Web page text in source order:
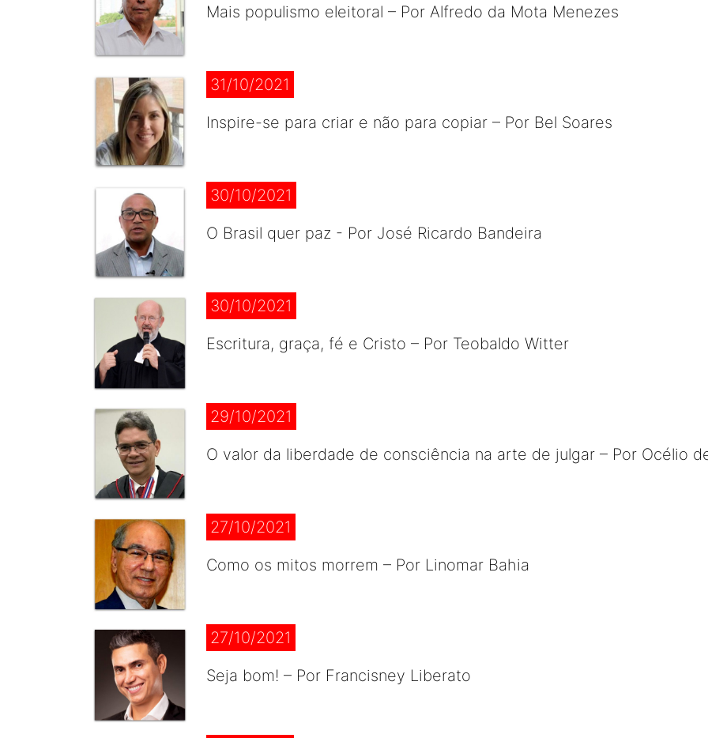
Mais populismo eleitoral – Por Alfredo da Mota Menezes
31/10/2021
Inspire-se para criar e não para copiar – Por Bel Soares
30/10/2021
O Brasil quer paz - Por José Ricardo Bandeira
30/10/2021
Escritura, graça, fé e Cristo – Por Teobaldo Witter
29/10/2021
O valor da liberdade de consciência na arte de julgar – Por Océlio
27/10/2021
Como os mitos morrem – Por Linomar Bahia
27/10/2021
Seja bom! – Por Francisney Liberato